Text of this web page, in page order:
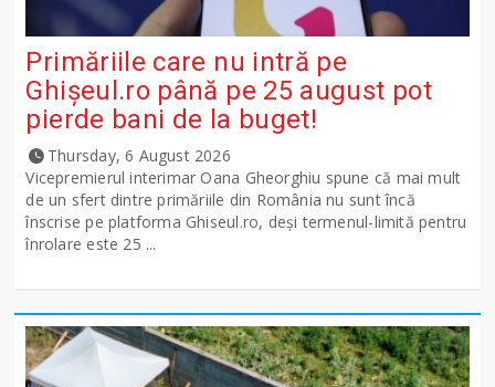
Primăriile care nu intră pe
Ghişeul.ro până pe 25 august pot
pierde bani de la buget!
Thursday, 6 August 2026
Vicepremierul interimar Oana Gheorghiu spune că mai mult
de un sfert dintre primăriile din România nu sunt încă
înscrise pe platforma Ghiseul.ro, deși termenul-limită pentru
înrolare este 25 ...